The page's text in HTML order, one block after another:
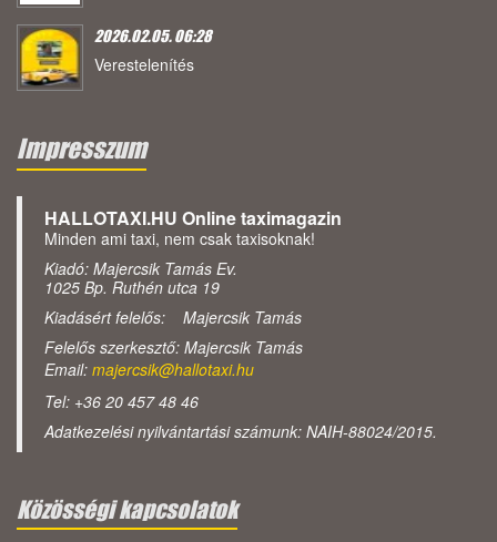
2026.02.05. 06:28
Verestelenítés
Impresszum
HALLOTAXI.HU Online taximagazin
Minden ami taxi, nem csak taxisoknak!
Kiadó: Majercsik Tamás Ev.
1025 Bp. Ruthén utca 19
Kiadásért felelős: Majercsik Tamás
Felelős szerkesztő: Majercsik Tamás
Email: majercsik@hallotaxi.hu
Tel: +36 20 457 48 46
Adatkezelési nyilvántartási számunk: NAIH-88024/2015.
Közösségi kapcsolatok